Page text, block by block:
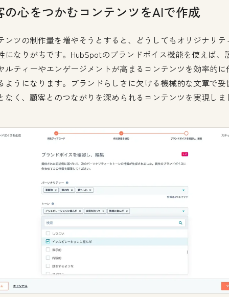
の心をつかむコンテンツをAIで作成
ンツの制作量を増やそうとすると、どうしてもオリジナリテ
になりがちです。HubSpotのブランドボイス機能を使えば、
ルティーやエンゲージメントが高まるコンテンツを効率的に
ようになります。ブランドらしさに欠ける機械的な文章で妥
なく、顧客とのつながりを深められるコンテンツを実現しま